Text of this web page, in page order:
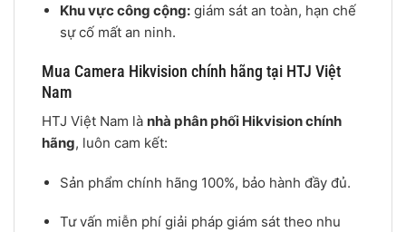
Khu vực công cộng:giám sát an toàn, hạn chế
sự cố mất an ninh.
Mua Camera Hikvision chính hãng tại HTJ Việt
Nam
HTJ Việt Nam là nhà phân phối Hikvision chính
hãng, luôn cam kết:
Sản phẩm chính hãng 100%, bảo hành đầy đủ.
Tư vấn miễn phí giải pháp giám sát theo nhu